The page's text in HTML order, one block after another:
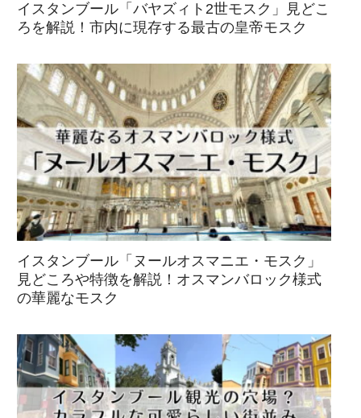
イスタンブール「バヤズィト2世モスク」見どこ
ろを解説！市内に現存する最古の皇帝モスク
イスタンブール「ヌールオスマニエ・モスク」
見どころや特徴を解説！オスマンバロック様式
の華麗なモスク